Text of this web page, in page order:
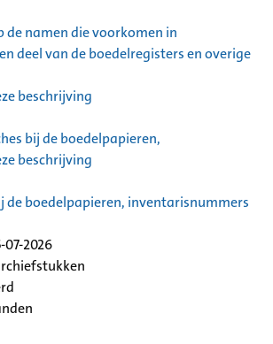
de namen die voorkomen in
deel van de boedelregisters en overige
beschrijving
bij de boedelpapieren,
beschrijving
de boedelpapieren, inventarisnummers
2026